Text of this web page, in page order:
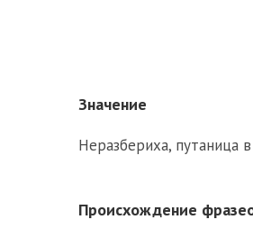
Значение
Неразбериха, путаница
Происхождение